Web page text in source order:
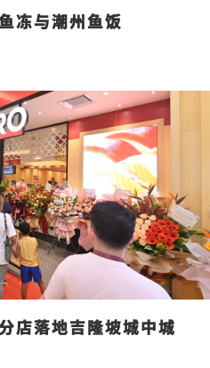
冻与潮州鱼饭
店落地吉隆坡城中城